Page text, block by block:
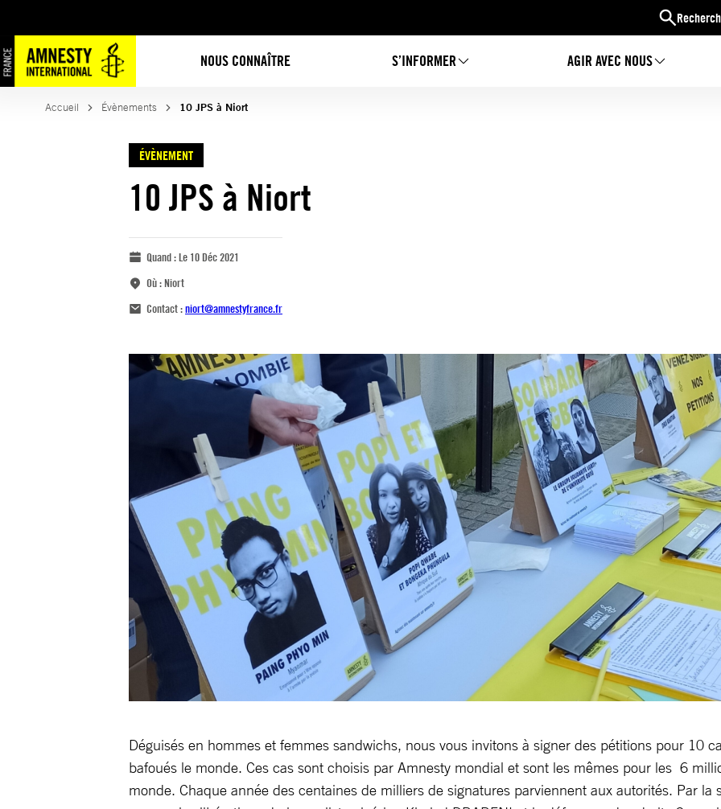
NOUS CONNAÎTRE S’INFORMER AGIR AVEC NOUS
Accueil Évènements 10 JPS à Niort
ÉVÈNEMENT
10 JPS à Niort
Quand :Le 10 Déc 2021
Où :Niort
Contact :niort@amnestyfrance.fr
Déguisés en hommes et femmes sandwichs, nous vous invitons à signer des pétitions pour 10
bafoués le monde. Ces cas sont choisis par Amnesty mondial et sont les mêmes pour les 6
monde. Chaque année des centaines de milliers de signatures parviennent aux autorités. Par la